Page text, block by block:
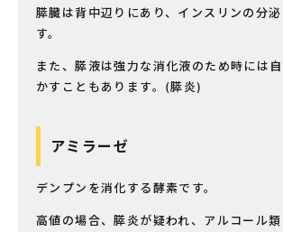
膵臓は背中辺りにあり、インスリンの分
す。
また、膵液は強力な消化液のため時には
かすこともあります。(膵炎)
アミラーゼ
デンプンを消化する酵素です。
高値の場合、膵炎が疑われ、アルコール